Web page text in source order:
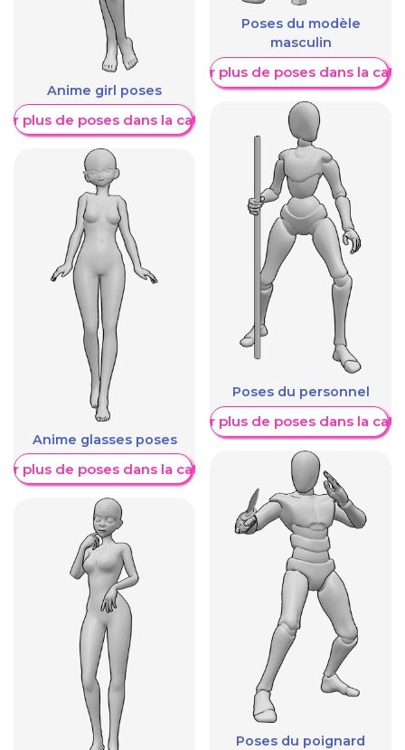
Anime girl poses
plus de poses dans la catégorie
Anime glasses poses
plus de poses dans la catégorie
Poses du modèle
masculin
Afficher plus de poses dans la
Poses du personnel
Afficher plus de poses dans la
Poses du poignard